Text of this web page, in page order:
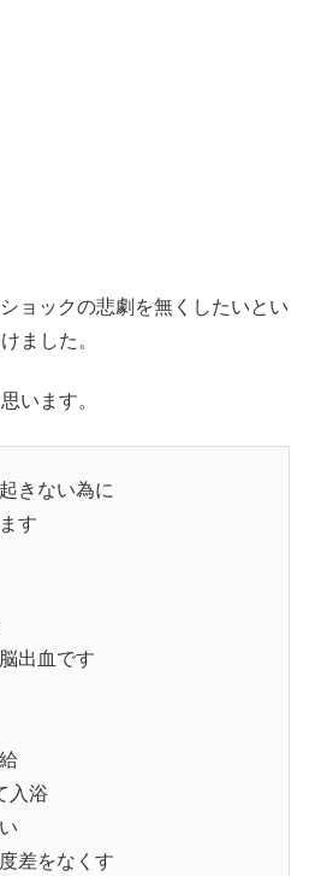
ョックの悲劇を無くしたいとい
ました。
います。
きない為に
す
出血です
入浴
差をなくす